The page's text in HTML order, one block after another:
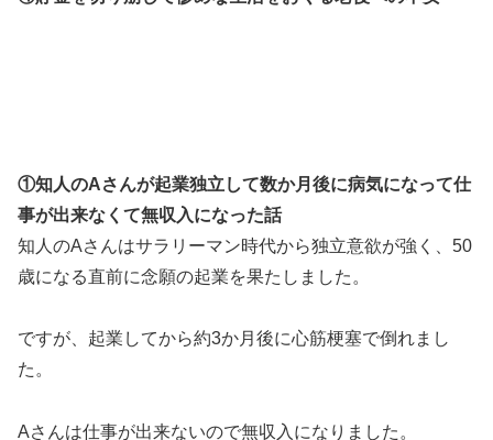
①知人のAさんが起業独立して数か月後に病気になって仕
事が出来なくて無収入になった話
知人のAさんはサラリーマン時代から独立意欲が強く、50
歳になる直前に念願の起業を果たしました。
ですが、起業してから約3か月後に心筋梗塞で倒れまし
た。
Aさんは仕事が出来ないので無収入になりました。